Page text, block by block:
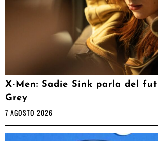
X-Men: Sadie Sink parla del
Grey
7 AGOSTO 2026